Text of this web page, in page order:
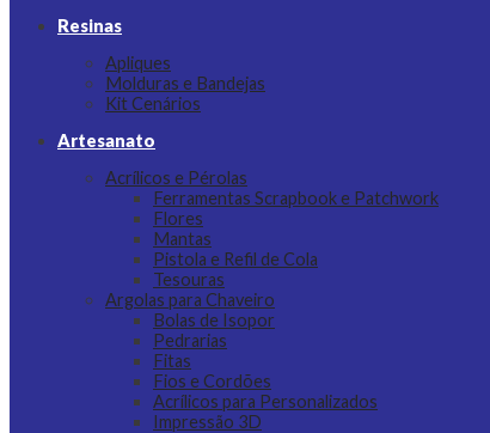
Resinas
Apliques
Molduras e Bandejas
Kit Cenários
Artesanato
Acrílicos e Pérolas
Ferramentas Scrapbook e Patchwork
Flores
Mantas
Pistola e Refil de Cola
Tesouras
Argolas para Chaveiro
Bolas de Isopor
Pedrarias
Fitas
Fios e Cordões
Acrílicos para Personalizados
Impressão 3D